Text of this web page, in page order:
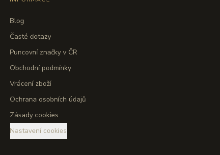
Blog
Časté dotazy
Puncovní značky v ČR
Obchodní podmínky
Vrácení zboží
Ochrana osobních údajů
Zásady cookies
Nastavení cookies